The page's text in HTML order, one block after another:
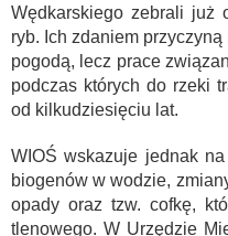
Wędkarskiego zebrali już
ryb. Ich zdaniem
pogodą, lecz prace
podczas których do rzeki
od kilkudziesięciu lat.
WIOŚ wskazuje jednak
biogenów w wodzie,
opady oraz tzw. cofkę,
tlenowego. W Urzędzie